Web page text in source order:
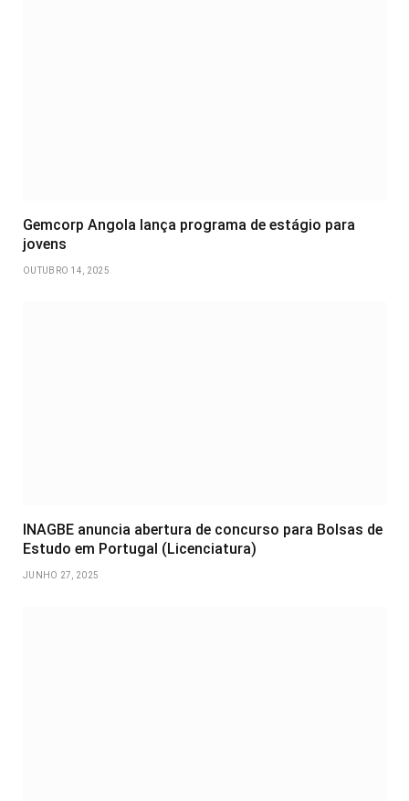
Gemcorp Angola lança programa de estágio para
jovens
OUTUBRO 14, 2025
INAGBE anuncia abertura de concurso para Bolsas de
Estudo em Portugal (Licenciatura)
JUNHO 27, 2025